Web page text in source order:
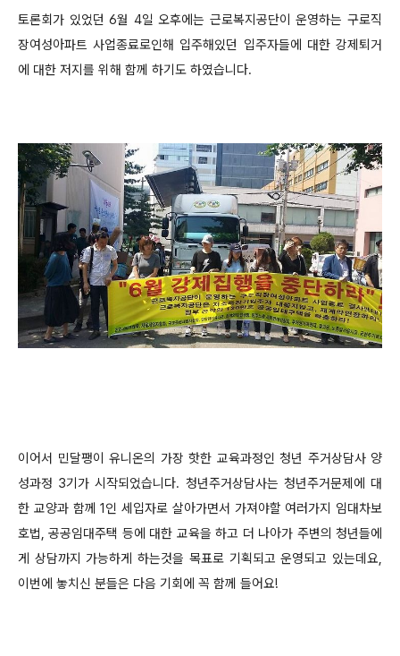
토론회가 있었던 6월 4일 오후에는 근로복지공단이 운영하는 구로직
장여성아파트 사업종료로인해 입주해있던 입주자들에 대한 강제퇴거
에 대한 저지를 위해 함께 하기도 하였습니다.
이어서 민달팽이 유니온의 가장 핫한 교육과정인 청년 주거상담사 양
성과정 3기가 시작되었습니다. 청년주거상담사는 청년주거문제에 대
한 교양과 함께 1인 세입자로 살아가면서 가져야할 여러가지 임대차보
호법, 공공임대주택 등에 대한 교육을 하고 더 나아가 주변의 청년들에
게 상담까지 가능하게 하는것을 목표로 기획되고 운영되고 있는데요,
이번에 놓치신 분들은 다음 기회에 꼭 함께 들어요!